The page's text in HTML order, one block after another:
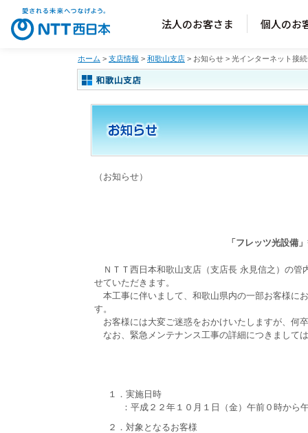
法人のお客さま 個人のお
ホーム > 支店情報 > 和歌山支店 > お知らせ > 光インターネット接
（お知らせ）
「フレッツ光設備
ＮＴＴ西日本和歌山支店（支店長 永見信之）の管
せていただきます。
本工事に伴いまして、和歌山県内の一部お客様に
す。
お客様には大変ご迷惑をおかけいたしますが、何
なお、緊急メンテナンス工事の詳細につきまして
１．実施日時
：平成２２年１０月１日（金）午前０時から
２．対象となるお客様